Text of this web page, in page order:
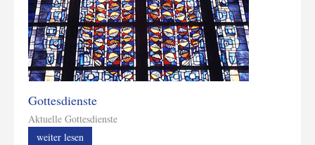
Gottesdienste
Aktuelle Gottesdienste
weiter lesen